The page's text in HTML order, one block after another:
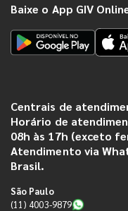
Baixe o App GIV
Centrais de
Horário de
08h às 17h (exceto
Atendimento via
Brasil.
São Paulo
(11) 4003-9879